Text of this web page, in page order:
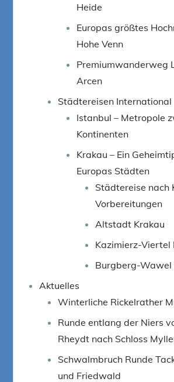
Heide
Europas größtes
Hohe Venn
Premiumwanderweg
Arcen
Städtereisen International
Istanbul – Metropole
Kontinenten
Krakau – Ein
Europas Städten
Städtereise nach
Vorbereitungen
Altstadt Krakau
Kazimierz-Viertel
Burgberg-Wawel
Aktuelles
Winterliche Rickelrather
Runde entlang der Niers
Rheydt nach Schloss
Schwalmbruch Runde
und Friedwald